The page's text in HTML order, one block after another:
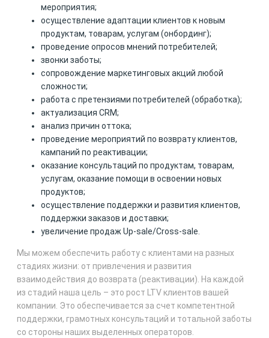
мероприятия;
осуществление адаптации клиентов к новым
продуктам, товарам, услугам (онбординг);
проведение опросов мнений потребителей;
звонки заботы;
сопровождение маркетинговых акций любой
сложности;
работа с претензиями потребителей (обработка);
актуализация CRM;
анализ причин оттока;
проведение мероприятий по возврату клиентов,
кампаний по реактивации;
оказание консультаций по продуктам, товарам,
услугам, оказание помощи в освоении новых
продуктов;
осуществление поддержки и развития клиентов,
поддержки заказов и доставки;
увеличение продаж Up-sale/Cross-sale.
Мы можем обеспечить работу с клиентами на разных
стадиях жизни: от привлечения и развития
взаимодействия до возврата (реактивации). На каждой
из стадий наша цель – это рост LTV клиентов вашей
компании. Это обеспечивается за счет компетентной
поддержки, грамотных консультаций и тотальной заботы
со стороны наших выделенных операторов.